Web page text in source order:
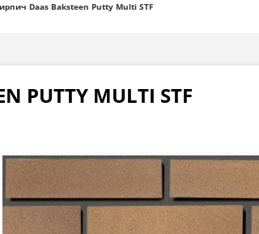
Daas Baksteen Putty Multi STF
PUTTY MULTI STF